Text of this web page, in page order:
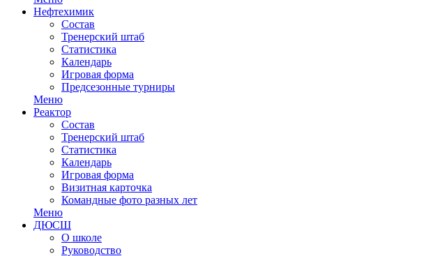
Нефтехимик
Состав
Тренерский штаб
Статистика
Календарь
Игровая форма
Предсезонные турниры
Меню
Реактор
Состав
Тренерский штаб
Статистика
Календарь
Игровая форма
Визитная карточка
Командные фото разных лет
Меню
ДЮСШ
О школе
Руководство